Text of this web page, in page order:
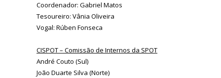
Coordenador: Gabriel Matos
Tesoureiro: Vânia Oliveira
Vogal: Rúben Fonseca
CISPOT – Comissão de Internos da SPOT
André Couto (Sul)
João Duarte Silva (Norte)